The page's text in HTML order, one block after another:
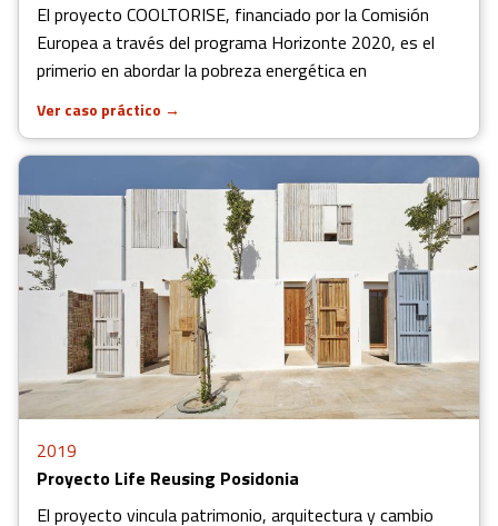
El proyecto COOLTORISE, financiado por la Comisión
Europea a través del programa Horizonte 2020, es el
primerio en abordar la pobreza energética en
Ver caso práctico →
2019
Proyecto Life Reusing Posidonia
El proyecto vincula patrimonio, arquitectura y cambio